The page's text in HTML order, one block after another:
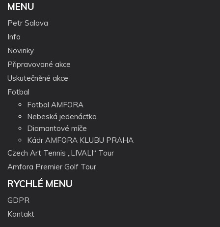
MENU
Petr Salava
Info
Novinky
Připravované akce
Uskutečněné akce
Fotbal
Fotbal AMFORA
Nebeská jedenáctka
Diamantové míče
Kádr AMFORA KLUBU PRAHA
Czech Art Tennis „LIVALI“ Tour
Amfora Premier Golf Tour
RYCHLÉ MENU
GDPR
Kontakt